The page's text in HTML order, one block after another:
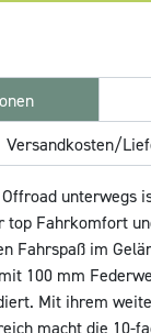
Versandkosten/
unterwegs
top Fahrkomfort
Fahrspaß im
100 mm
Mit ihrem
macht die 10-